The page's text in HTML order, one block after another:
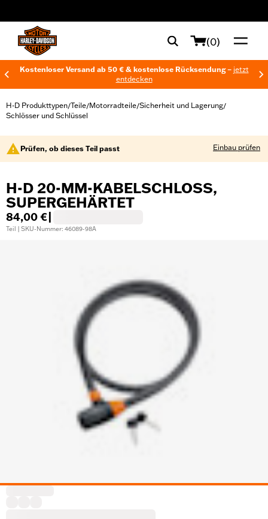
(0)
Kostenloser Versand ab 50 € & kostenlose Rücksendung – jetzt
entdecken
H-D Produkttypen/Teile/Motorradteile/Sicherheit und Lagerung/
Schlösser und Schlüssel
Prüfen, ob dieses Teil passt Einbau prüfen
H-D 20-MM-KABELSCHLOSS,
SUPERGEHÄRTET
84,00 €
Teil | SKU-Nummer: 46089-98A